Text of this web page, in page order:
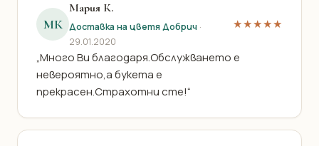
МК
Мария К.
Доставка на цветя Добрич ·
29.01.2020
★★★★★
„Много Ви благодаря.Обслужването е
невероятно,а букета е
прекрасен.Страхотни сте!“